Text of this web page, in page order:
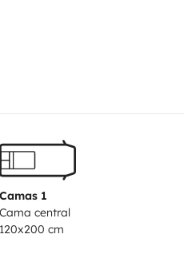
Camas 1
Cama central
120x200 cm